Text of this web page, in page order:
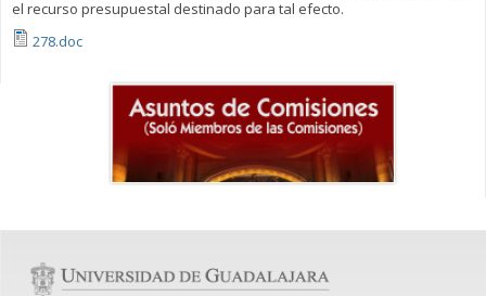
el recurso presupuestal destinado para tal efecto.
278.doc